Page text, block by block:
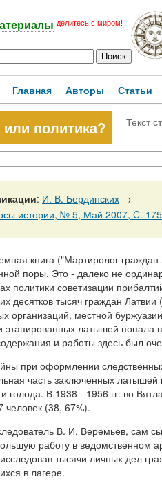
делитесь с миром!
Главная Авторы Статьи
политика? Текст
: И. В. Бердинских →
истории, № 5, Май 2007, C. 175
книга ("Мартиролог
поры. Это - далеко не
политики советизации
десятков тысяч граждан
организаций, местной
этапированных латышей попала
и работы здесь был
при оформлении
часть заключенных
голода. В 1938 - 1956 гг. во
человек (38, 67%).
В. И. Веремьев, сам
работу в ведомственном
тысячи личных дел
в лагере.